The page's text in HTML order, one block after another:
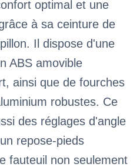
optimal et une
à sa ceinture de
Il dispose d'une
ABS amovible
ainsi que de fourches
robustes. Ce
des réglages d'angle
repose-pieds
fauteuil non seulement